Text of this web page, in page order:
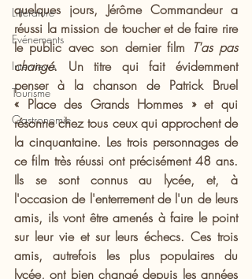
Littérature
Evénements
Interviews
Tourisme
Gastronomie
quelques jours, Jérôme Commandeur a
réussi la mission de toucher et de faire rire
le public avec son dernier film T'as pas
changé. Un titre qui fait évidemment
penser à la chanson de Patrick Bruel
« Place des Grands Hommes » et qui
résonne chez tous ceux qui approchent de
la cinquantaine. Les trois personnages de
ce film très réussi ont précisément 48 ans.
Ils se sont connus au lycée, et, à
l'occasion de l'enterrement de l'un de leurs
amis, ils vont être amenés à faire le point
sur leur vie et sur leurs échecs. Ces trois
amis, autrefois les plus populaires du
lycée, ont bien changé depuis les années